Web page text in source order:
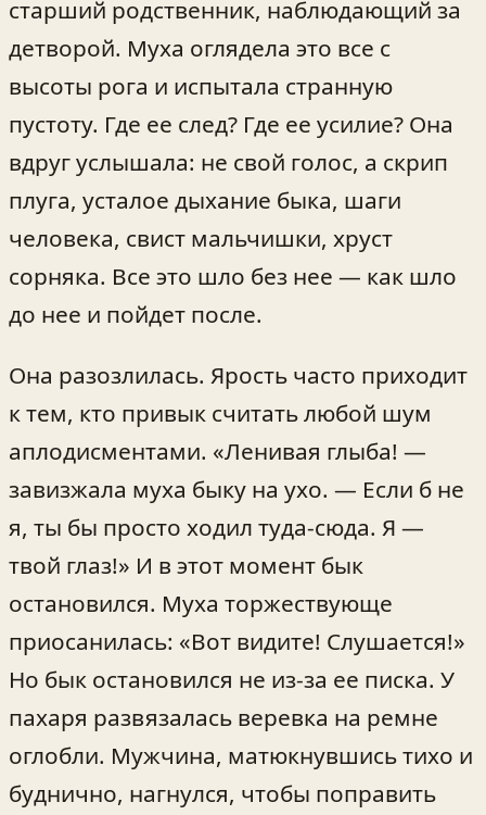
старший родственник, наблюдающий за
детворой. Муха оглядела это все с
высоты рога и испытала странную
пустоту. Где ее след? Где ее усилие? Она
вдруг услышала: не свой голос, а скрип
плуга, усталое дыхание быка, шаги
человека, свист мальчишки, хруст
сорняка. Все это шло без нее — как шло
до нее и пойдет после.
Она разозлилась. Ярость часто приходит
к тем, кто привык считать любой шум
аплодисментами. «Ленивая глыба! —
завизжала муха быку на ухо. — Если б не
я, ты бы просто ходил туда-сюда. Я —
твой глаз!» И в этот момент бык
остановился. Муха торжествующе
приосанилась: «Вот видите! Слушается!»
Но бык остановился не из-за ее писка. У
пахаря развязалась веревка на ремне
оглобли. Мужчина, матюкнувшись тихо и
буднично, нагнулся, чтобы поправить